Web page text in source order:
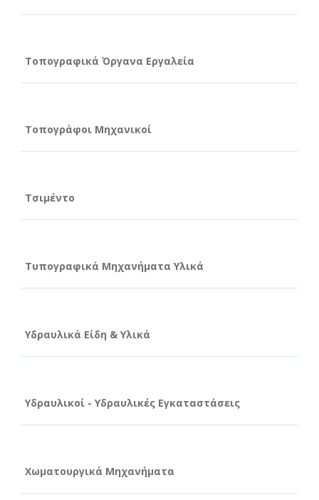
Τοπογραφικά Όργανα Εργαλεία
Τοπογράφοι Μηχανικοί
Τσιμέντο
Τυπογραφικά Μηχανήματα Υλικά
Υδραυλικά Είδη & Υλικά
Υδραυλικοί - Υδραυλικές Εγκαταστάσεις
Χωματουργικά Μηχανήματα